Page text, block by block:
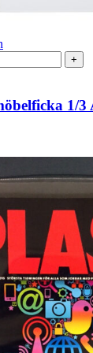
1/3